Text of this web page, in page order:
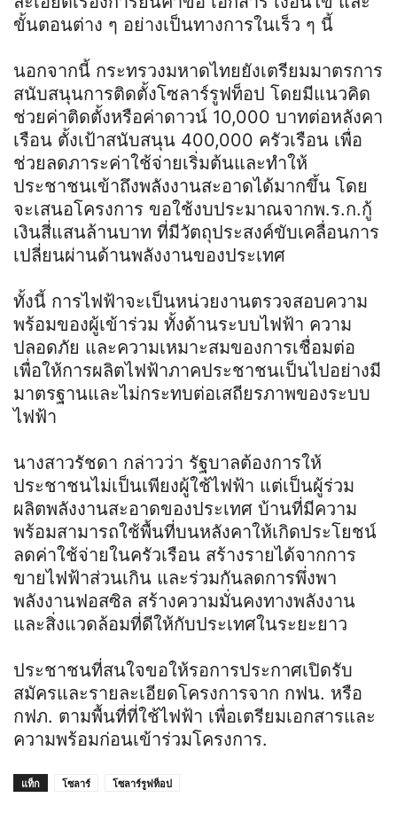
ขั้นตอนต่าง ๆ อย่างเป็นทางการในเร็ว ๆ นี้
นอกจากนี้ กระทรวงมหาดไทยยังเตรียมมาตรการ
สนับสนุนการติดตั้งโซลาร์รูฟท็อป โดยมีแนวคิด
ช่วยค่าติดตั้งหรือค่าดาวน์ 10,000 บาทต่อหลังคา
เรือน ตั้งเป้าสนับสนุน 400,000 ครัวเรือน เพื่อ
ช่วยลดภาระค่าใช้จ่ายเริ่มต้นและทำให้
ประชาชนเข้าถึงพลังงานสะอาดได้มากขึ้น โดย
จะเสนอโครงการ ขอใช้งบประมาณจากพ.ร.ก.กู้
เงินสี่แสนล้านบาท ที่มีวัตถุประสงค์ขับเคลื่อนการ
เปลี่ยนผ่านด้านพลังงานของประเทศ
ทั้งนี้ การไฟฟ้าจะเป็นหน่วยงานตรวจสอบความ
พร้อมของผู้เข้าร่วม ทั้งด้านระบบไฟฟ้า ความ
ปลอดภัย และความเหมาะสมของการเชื่อมต่อ
เพื่อให้การผลิตไฟฟ้าภาคประชาชนเป็นไปอย่างมี
มาตรฐานและไม่กระทบต่อเสถียรภาพของระบบ
ไฟฟ้า
นางสาวรัชดา กล่าวว่า รัฐบาลต้องการให้
ประชาชนไม่เป็นเพียงผู้ใช้ไฟฟ้า แต่เป็นผู้ร่วม
ผลิตพลังงานสะอาดของประเทศ บ้านที่มีความ
พร้อมสามารถใช้พื้นที่บนหลังคาให้เกิดประโยชน์
ลดค่าใช้จ่ายในครัวเรือน สร้างรายได้จากการ
ขายไฟฟ้าส่วนเกิน และร่วมกันลดการพึ่งพา
พลังงานฟอสซิล สร้างความมั่นคงทางพลังงาน
และสิ่งแวดล้อมที่ดีให้กับประเทศในระยะยาว
ประชาชนที่สนใจขอให้รอการประกาศเปิดรับ
สมัครและรายละเอียดโครงการจาก กฟน. หรือ
กฟภ. ตามพื้นที่ที่ใช้ไฟฟ้า เพื่อเตรียมเอกสารและ
ความพร้อมก่อนเข้าร่วมโครงการ.
แท็ก โซลาร์ โซลาร์รูฟท็อป